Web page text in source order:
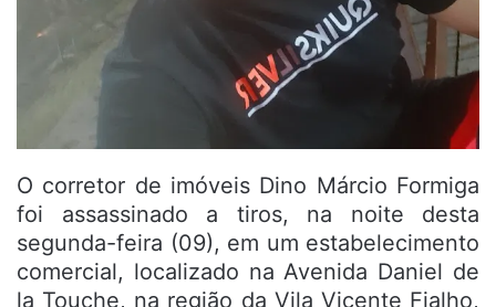
O corretor de imóveis Dino Márcio Formiga
foi assassinado a tiros, na noite desta
segunda-feira (09), em um estabelecimento
comercial, localizado na Avenida Daniel de
la Touche, na região da Vila Vicente Fialho,